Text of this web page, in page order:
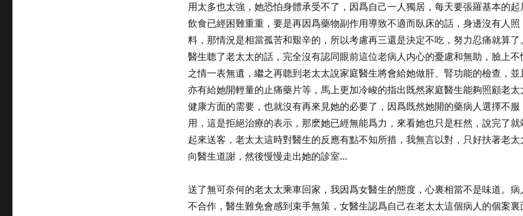
用太多也太強，她恐怕身體承受不了，因爲自己一人獨居，每天要張羅基本的起
飲食已經困難重重，要是再因爲藥物副作用導致不適而臥床的話，身邊沒有人照
料，那情況是相當孤苦和艱辛的，所以考慮再三還是決定不吃，努力忍痛就算了。
醫生聼了老太太的話，完全沒有認同眼前這位老病人内心的憂慮和無助，臉上不
之情一表無遺，繼之再聼到老太太說家庭醫生將會給她做肝、腎功能的檢查，並
亦有給她開輕量的止痛藥片等，馬上更加冷峻的指出既然家庭醫生能夠照顧老太
健康方面的需要，也就沒有再來見她的必要了，因爲既然她開的藥病人選擇不服
用，這是拒絕治療的表示，那麽她已經無能爲力，來看她也只是枉然，說完了就
起來送客，老太太這時對醫生的反應有點不知所措，我無言以對，只好扶著老太
向醫生道謝，然後慢慢走出她的診室…
送了無可奈何的老太太乘車回家，我因爲女醫生的態度，心裏相當不是味道。病
不合作，醫生難免會感到束手無策，女醫生認爲自己在老太太這個病人的個案裏